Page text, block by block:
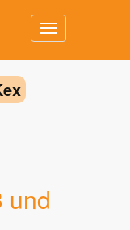
Toggle
navigation
und